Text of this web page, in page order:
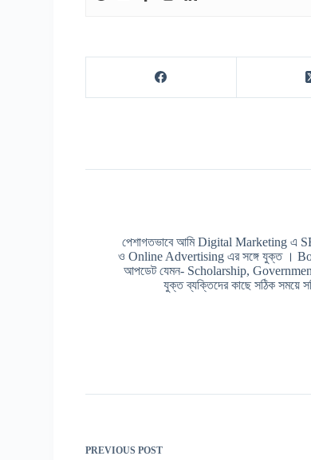
পেশাগতভাবে আমি Digital Marketing
ও Online Advertising এর সঙ্গে যুক্ত ।
আপডেট যেমন- Scholarship,
যুক্ত ব্যক্তিদের কাছে সঠিক সময়ে
PREVIOUSPOST